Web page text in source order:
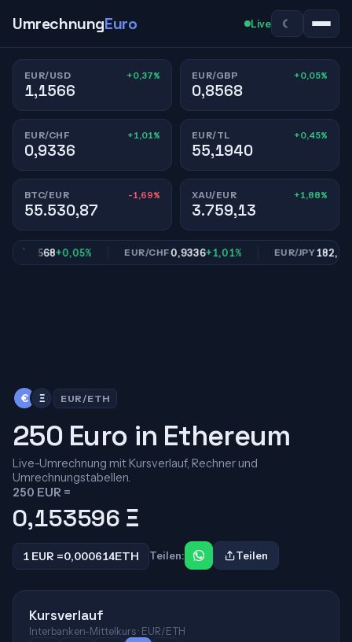
UmrechnungEuro Live ☾
EUR/USD +0,37%
1,1566
EUR/GBP +0,05%
0,8568
EUR/CHF +1,01%
0,9336
EUR/TL +0,45%
55,1940
BTC/EUR -1,69%
55.530,87
XAU/EUR +1,88%
3.759,13
0,8568+0,05% EUR/CHF0,9336+1,01% EUR/JPY182,17
€ Ξ EUR/ETH
250 Euro in Ethereum
Live-Umrechnung mit Kursverlauf, Rechner und
Umrechnungstabellen.
250 EUR =
0,153596 Ξ
1 EUR =0,000614ETH Teilen: Teilen
Kursverlauf
Interbanken-Mittelkurs · EUR/ETH